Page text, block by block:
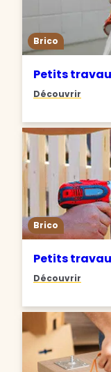
Brico
Petits
Découvrir
Brico
Petits
Découvrir